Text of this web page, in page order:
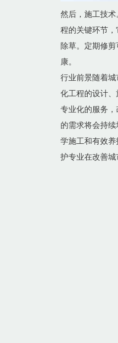
然后，施工技
程的关键环节
除草。定期修
康。
行业前景随着
化工程的设计
专业化的服务
的需求将会持
学施工和有效
护专业在改善